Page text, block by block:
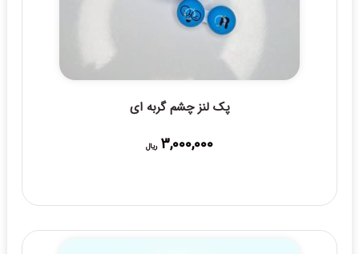
پک لنز چشم گربه ای
3,000,000 ریال